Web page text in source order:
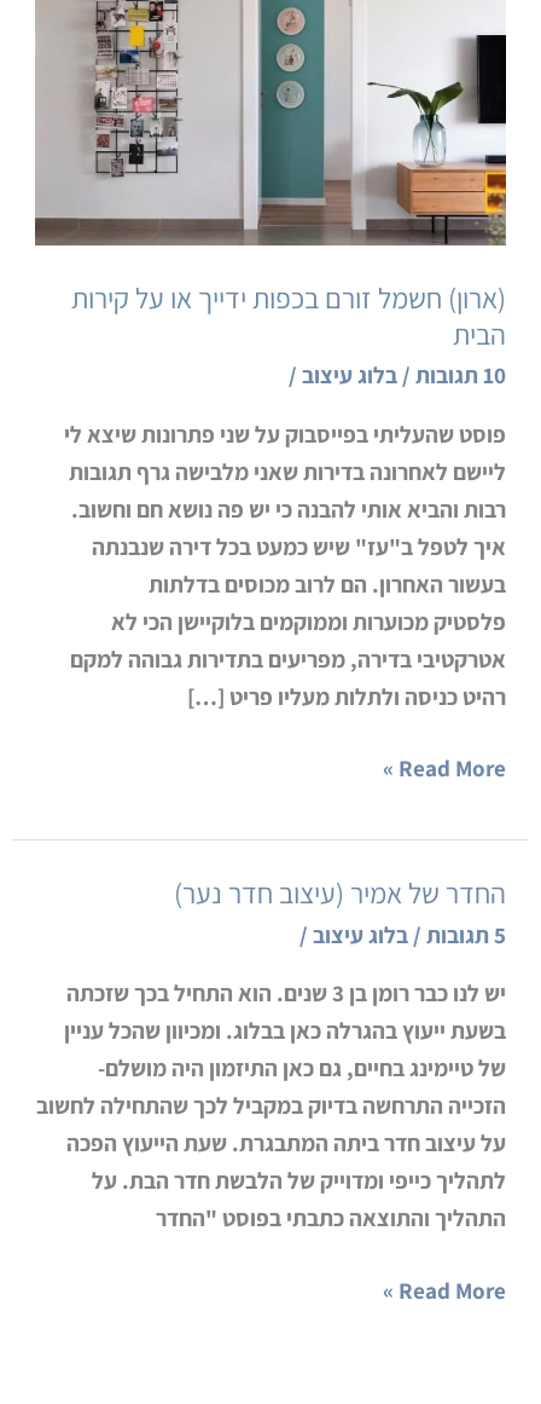
(ארון) חשמל זורם בכפות ידייך או על קירות
הבית
10 תגובות /בלוג עיצוב /
פוסט שהעליתי בפייסבוק על שני פתרונות שיצא לי
ליישם לאחרונה בדירות שאני מלבישה גרף תגובות
רבות והביא אותי להבנה כי יש פה נושא חם וחשוב.
איך לטפל ב"עז" שיש כמעט בכל דירה שנבנתה
בעשור האחרון. הם לרוב מכוסים בדלתות
פלסטיק מכוערות וממוקמים בלוקיישן הכי לא
אטרקטיבי בדירה, מפריעים בתדירות גבוהה למקם
רהיט כניסה ולתלות מעליו פריט […]
זורם
בכפות
ידייך
על
קירות
הבית
Read More »
החדר של אמיר (עיצוב חדר נער)
5 תגובות /בלוג עיצוב /
יש לנו כבר רומן בן 3 שנים. הוא התחיל בכך שזכתה
בשעת ייעוץ בהגרלה כאן בבלוג. ומכיוון שהכל עניין
של טיימינג בחיים, גם כאן התיזמון היה מושלם-
הזכייה התרחשה בדיוק במקביל לכך שהתחילה לחשוב
על עיצוב חדר ביתה המתבגרת. שעת הייעוץ הפכה
לתהליך כייפי ומדוייק של הלבשת חדר הבת. על
התהליך והתוצאה כתבתי בפוסט "החדר
החדר
של
(עיצוב
חדר
נער)
Read More »